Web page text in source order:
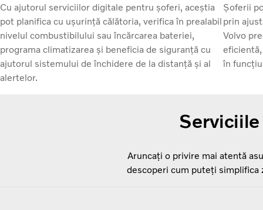
Cu ajutorul serviciilor digitale pentru șoferi, aceștia
pot planifica cu ușurință călătoria, verifica în prealabil
nivelul combustibilului sau încărcarea bateriei,
programa climatizarea și beneficia de siguranță cu
ajutorul sistemului de închidere de la distanță și al
alertelor.
Șoferii
prin
Volvo
în
Aruncați o privire mai atentă
descoperi cum puteți simplifica